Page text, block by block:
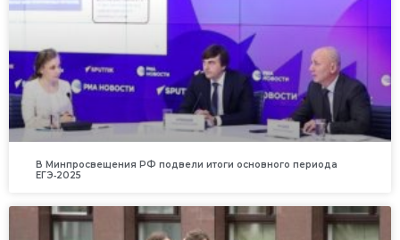
В Минпросвещения РФ подвели итоги основного периода
ЕГЭ‑2025